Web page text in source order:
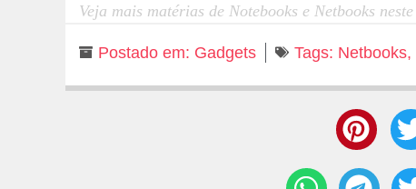
Veja mais matérias de Notebooks e Netbooks neste
Postado em: Gadgets Tags: Netbooks,